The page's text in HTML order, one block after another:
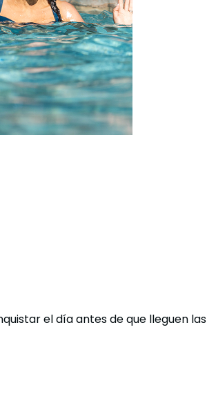
el día antes de que lleguen las